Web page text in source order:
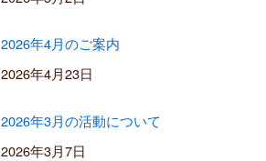
2026年4月のご案内
2026年4月23日
2026年3月の活動について
2026年3月7日